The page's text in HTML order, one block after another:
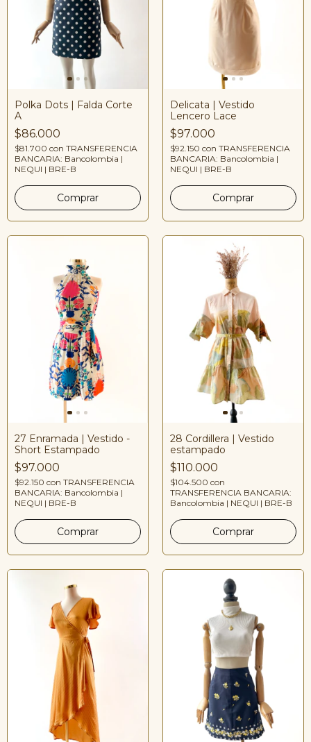
Polka Dots | Falda Corte
A
$86.000
$81.700 con TRANSFERENCIA
BANCARIA: Bancolombia |
NEQUI | BRE-B
Delicata | Vestido
Lencero Lace
$97.000
$92.150 con TRANSFERENCIA
BANCARIA: Bancolombia |
NEQUI | BRE-B
27 Enramada | Vestido -
Short Estampado
$97.000
$92.150 con TRANSFERENCIA
BANCARIA: Bancolombia |
NEQUI | BRE-B
28 Cordillera | Vestido
estampado
$110.000
$104.500 con
TRANSFERENCIA BANCARIA:
Bancolombia | NEQUI | BRE-B